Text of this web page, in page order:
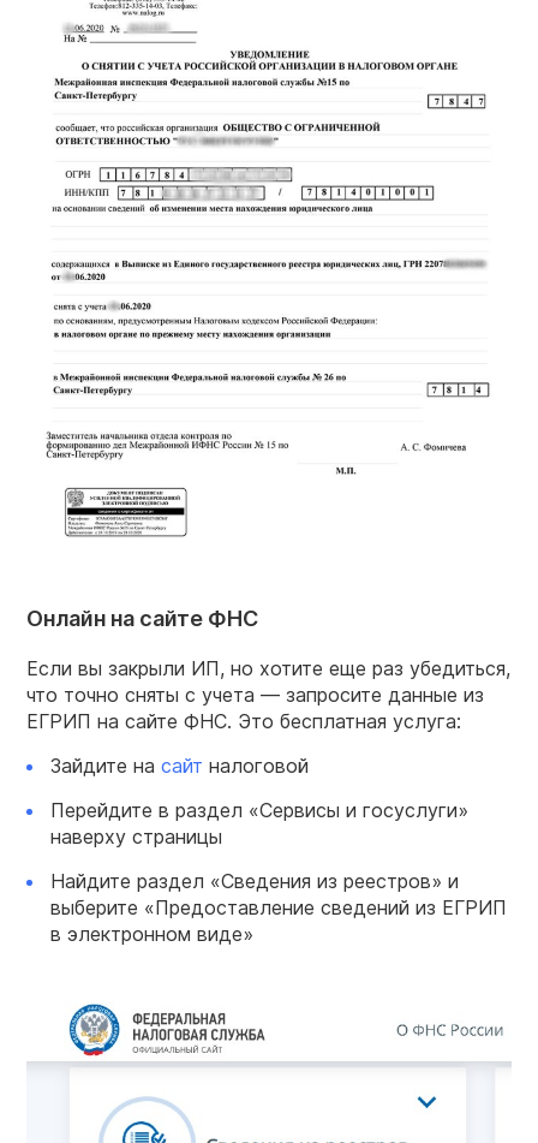
Онлайн на сайте ФНС
Если вы закрыли ИП, но хотите еще раз убедиться,
что точно сняты с учета — запросите данные из
ЕГРИП на сайте ФНС. Это бесплатная услуга:
Зайдите на сайт налоговой
Перейдите в раздел «Сервисы и госуслуги»
наверху страницы
Найдите раздел «Сведения из реестров» и
выберите «Предоставление сведений из ЕГРИП
в электронном виде»